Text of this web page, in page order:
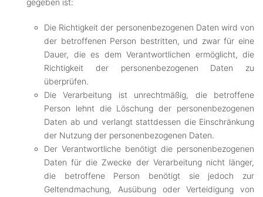
gegeben ist:
Die Richtigkeit der personenbezogenen Daten wird von
der betroffenen Person bestritten, und zwar für eine
Dauer, die es dem Verantwortlichen ermöglicht, die
Richtigkeit der personenbezogenen Daten zu
überprüfen.
Die Verarbeitung ist unrechtmäßig, die betroffene
Person lehnt die Löschung der personenbezogenen
Daten ab und verlangt stattdessen die Einschränkung
der Nutzung der personenbezogenen Daten.
Der Verantwortliche benötigt die personenbezogenen
Daten für die Zwecke der Verarbeitung nicht länger,
die betroffene Person benötigt sie jedoch zur
Geltendmachung, Ausübung oder Verteidigung von